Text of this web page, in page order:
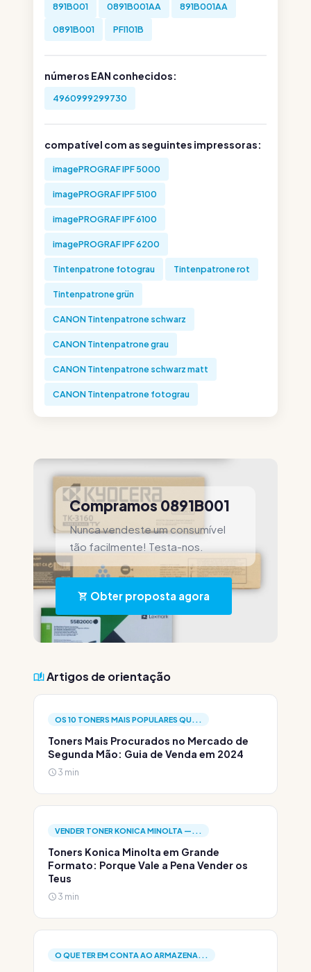
891B001 0891B001AA 891B001AA
0891B001 PFI101B
números EAN conhecidos:
4960999299730
compatível com as seguintes impressoras:
imagePROGRAF IPF 5000
imagePROGRAF IPF 5100
imagePROGRAF IPF 6100
imagePROGRAF IPF 6200
Tintenpatrone fotograu Tintenpatrone rot
Tintenpatrone grün
CANON Tintenpatrone schwarz
CANON Tintenpatrone grau
CANON Tintenpatrone schwarz matt
CANON Tintenpatrone fotograu
Compramos 0891B001
Nunca vendeste um consumível
tão facilmente! Testa-nos.
Obter proposta agora
Artigos de orientação
OS 10 TONERS MAIS POPULARES QU...
Toners Mais Procurados no Mercado de
Segunda Mão: Guia de Venda em 2024
3 min
VENDER TONER KONICA MINOLTA —...
Toners Konica Minolta em Grande
Formato: Porque Vale a Pena Vender os
Teus
3 min
O QUE TER EM CONTA AO ARMAZENA...